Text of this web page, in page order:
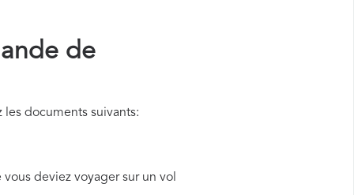
de
documents suivants:
deviez voyager sur un vol